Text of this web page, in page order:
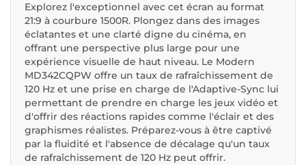
Explorez l'exceptionnel avec cet écran au format
21:9 à courbure 1500R. Plongez dans des images
éclatantes et une clarté digne du cinéma, en
offrant une perspective plus large pour une
expérience visuelle de haut niveau. Le Modern
MD342CQPW offre un taux de rafraîchissement de
120 Hz et une prise en charge de l'Adaptive-Sync lui
permettant de prendre en charge les jeux vidéo et
d'offrir des réactions rapides comme l'éclair et des
graphismes réalistes. Préparez-vous à être captivé
par la fluidité et l'absence de décalage qu'un taux
de rafraîchissement de 120 Hz peut offrir.